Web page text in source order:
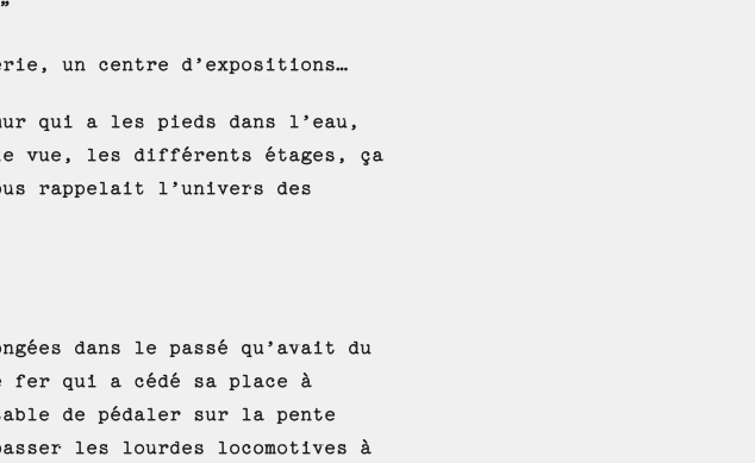
un centre d’expositions…
qui a les pieds dans l’eau,
vue, les différents étages, ça
rappelait l’univers des
sur
dans le passé qu’avait du
fer qui a cédé sa place à
de pédaler sur la pente
les lourdes locomotives à